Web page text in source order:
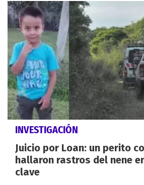
INVESTIGACIÓN
Juicio por Loan: un perito
hallaron rastros del nene
clave